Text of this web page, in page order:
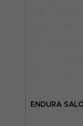
ENDURA